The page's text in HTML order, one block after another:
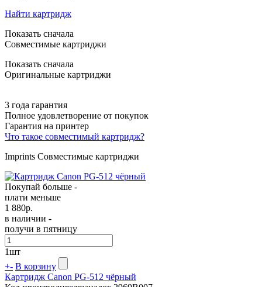
Найти картридж
Показать сначала
Совместимые картриджи
Показать сначала
Оригинальные картриджи
3 года гарантия
Полное удовлетворение от покупок
Гарантия на принтер
Что такое совместимый картридж?
Imprints Совместимые картриджи
Покупай больше -
плати меньше
1 880р.
в наличии -
получи в пятницу
1шт
+- В корзину
Картридж Canon PG-512 чёрный